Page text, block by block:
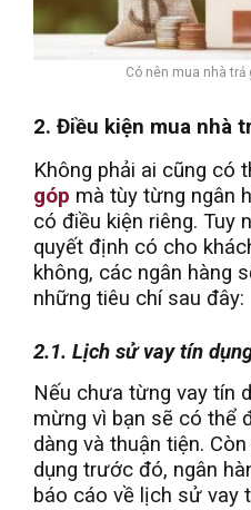
Có nên mua nhà trả
2. Điều kiện mua nhà
Không phải ai cũng có
góp mà tùy từng ngân
có điều kiện riêng. Tuy
quyết định có cho
không, các ngân hàng
những tiêu chí sau đây:
2.1. Lịch sử vay tín
Nếu chưa từng vay tín
mừng vì bạn sẽ có thể
dàng và thuận tiện.
dụng trước đó, ngân
báo cáo về lịch sử vay